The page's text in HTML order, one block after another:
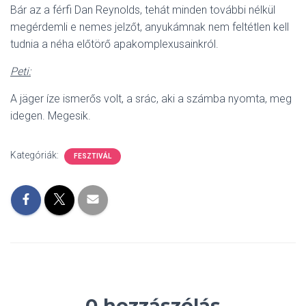
Bár az a férfi Dan Reynolds, tehát minden további nélkül
megérdemli e nemes jelzőt, anyukámnak nem feltétlen kell
tudnia a néha előtörő apakomplexusainkról.
Peti:
A jäger íze ismerős volt, a srác, aki a számba nyomta, meg
idegen. Megesik.
Kategóriák: FESZTIVÁL